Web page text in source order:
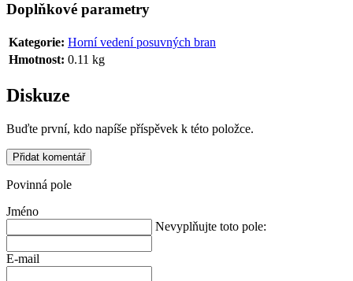
Doplňkové parametry
Kategorie: Horní vedení posuvných bran
Hmotnost: 0.11 kg
Diskuze
Buďte první, kdo napíše příspěvek k této položce.
Přidat komentář
Povinná pole
Jméno
Nevyplňujte toto pole:
E-mail